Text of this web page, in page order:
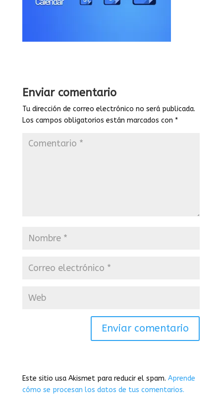
Enviar comentario
Tu dirección de correo electrónico no será publicada.
Los campos obligatorios están marcados con *
Este sitio usa Akismet para reducir el spam. Aprende
cómo se procesan los datos de tus comentarios.